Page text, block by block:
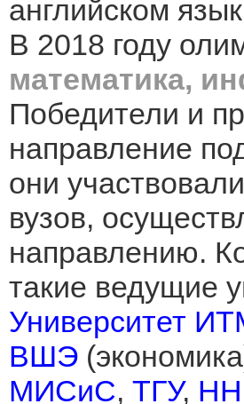
английском
В 2018 году
математика,
Победители и
направление
они
вузов,
направлению.
такие ведущие
Университет
ВШЭ
МИСиС, ТГУ,